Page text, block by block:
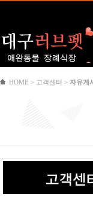
Logo
HOME > 고객센터 > 자유게